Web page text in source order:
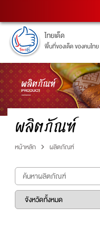
ไทยเด็ด
พื้นที่ของเด็ด ของคนไทย
ผลิตภัณฑ์
หน้าหลัก ผลิตภัณฑ์